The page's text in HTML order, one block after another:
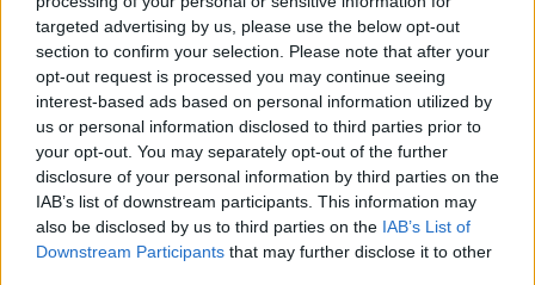
targeted advertising by us, please use the below opt-out
section to confirm your selection. Please note that after your
opt-out request is processed you may continue seeing
interest-based ads based on personal information utilized by
us or personal information disclosed to third parties prior to
your opt-out. You may separately opt-out of the further
disclosure of your personal information by third parties on the
IAB’s list of downstream participants. This information may
also be disclosed by us to third parties on the IAB’s List of
Downstream Participants that may further disclose it to other